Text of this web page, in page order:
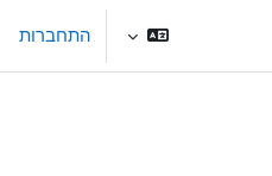
התחברות